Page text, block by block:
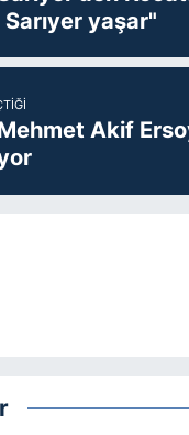
yaşar"
Akif